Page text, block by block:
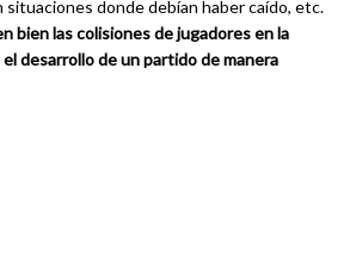
situaciones donde debían haber caído, etc.
bien las colisiones de jugadores en la
desarrollo de un partido de manera